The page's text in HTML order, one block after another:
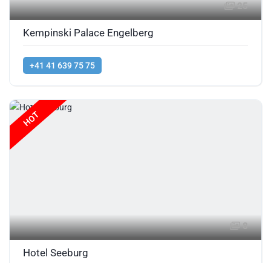
25
Kempinski Palace Engelberg
+41 41 639 75 75
HOT
8
Hotel Seeburg